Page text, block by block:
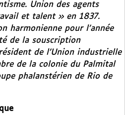
Union des agents
et talent » en 1837.
harmonienne pour l’année
de la souscription
de l’Union industrielle
de la colonie du Palmital
phalanstérien de Rio de